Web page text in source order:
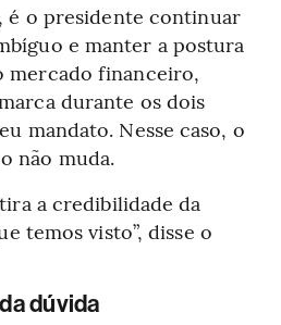
é o presidente continuar
e manter a postura
financeiro,
durante os dois
mandato. Nesse caso, o
não muda.
a credibilidade da
temos visto”, disse o
dúvida